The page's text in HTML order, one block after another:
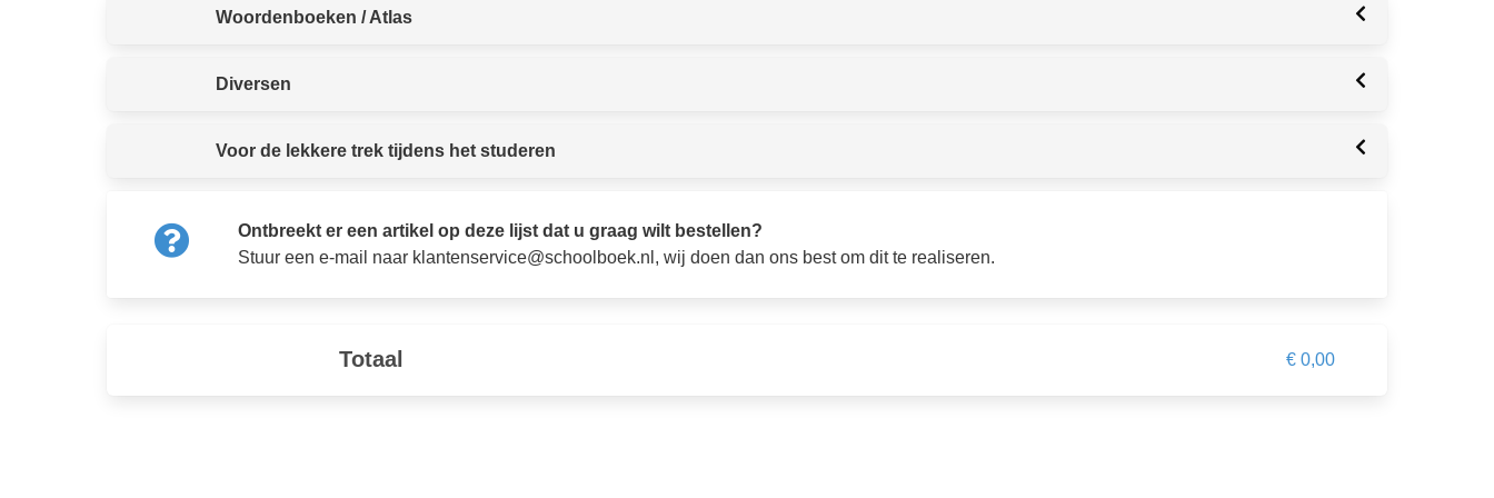
Woordenboeken / Atlas
Diversen
Voor de lekkere trek tijdens het studeren
Ontbreekt er een artikel op deze lijst dat u graag wilt bestellen?
Stuur een e-mail naar klantenservice@schoolboek.nl, wij doen dan ons best om dit te realiseren.
Totaal € 0,00